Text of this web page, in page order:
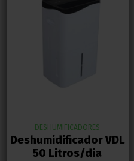
DESHUMIFICADORES
Deshumidificador VDL
50 Litros/dia